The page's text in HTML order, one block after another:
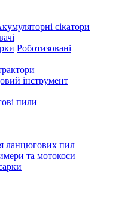
сікатори
Роботизовані
інструмент
пили
ланцюгових пил
та мотокоси